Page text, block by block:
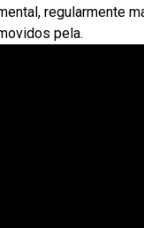
regularmente
pela.